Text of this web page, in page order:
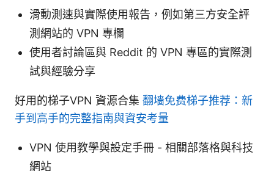
滑動測速與實際使用報告，例如第三方安全評
測網站的 VPN 專欄
使用者討論區與 Reddit 的 VPN 專區的實際測
試與經驗分享
好用的梯子VPN 資源合集 翻墙免费梯子推荐：新
手到高手的完整指南與資安考量
VPN 使用教學與設定手冊 - 相關部落格與科技
網站